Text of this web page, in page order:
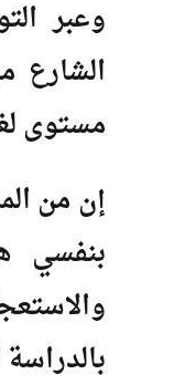
وعبر
الشارع
مستوى
إن من
بنفسي